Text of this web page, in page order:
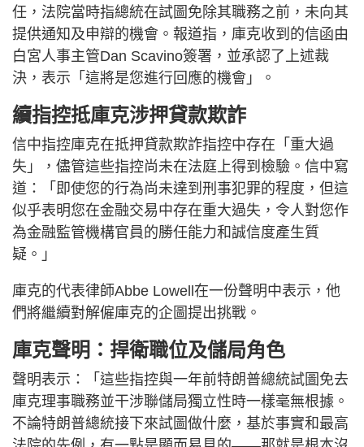
任，法院當時指總統在試圖免除其職務之前，未向其
提供通知及申辯的機會。報道指，庫克收到的信函由
白宮人事主管Dan Scavino簽署，並承認了上述裁
決，表示「這將是您進行回應的機會」。
續指控抵庫克涉押貸款欺詐
信中指控庫克在抵押貸款欺詐指控中存在「重大過
失」，儘管這些指控尚未在法庭上得到檢驗。信中寫
道：「即使您的行為尚未達到刑事犯罪的程度，但這
似乎表明您在金融交易中存在重大過失，令人對您作
為金融監管機構官員的勝任能力和誠信度產生質
疑。」
庫克的代表律師Abbe Lowell在一份聲明中表示，他
們將繼續對解僱庫克的企圖提出挑戰。
庫克聲明：捍衛職位及儲局角色
聲明表示：「這些指控與一年前特朗普總統試圖免去
庫克理事職務並干涉聯儲局獨立性時一樣毫無根據。
不論特朗普總統接下來試圖做什麼，基於事實和最高